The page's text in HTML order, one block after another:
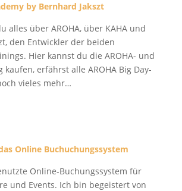
by Bernhard Jakszt
alles über AROHA, über KAHA und
den Entwickler der beiden
Hier kannst du die AROHA- und
kaufen, erfährst alle AROHA Big Day-
vieles mehr…
Online Buchuchungssystem
Online-Buchungssystem für
und Events. Ich bin begeistert von